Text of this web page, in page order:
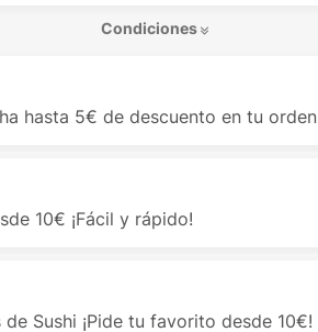
Condiciones
hasta 5€ de descuento en tu orden
10€ ¡Fácil y rápido!
Sushi ¡Pide tu favorito desde 10€!